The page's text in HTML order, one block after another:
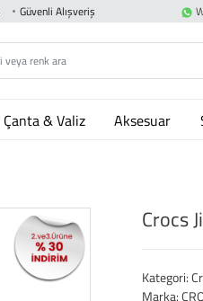
Güvenli Alışveriş
Çanta & Valiz Aksesuar
Crocs
Kategori:
Marka: